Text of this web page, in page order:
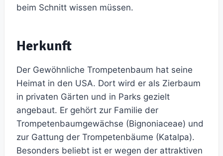
beim Schnitt wissen müssen.
Herkunft
Der Gewöhnliche Trompetenbaum hat seine
Heimat in den USA. Dort wird er als Zierbaum
in privaten Gärten und in Parks gezielt
angebaut. Er gehört zur Familie der
Trompetenbaumgewächse (Bignoniaceae) und
zur Gattung der Trompetenbäume (Katalpa).
Besonders beliebt ist er wegen der attraktiven